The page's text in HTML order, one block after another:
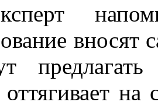
вносят
оттягивает